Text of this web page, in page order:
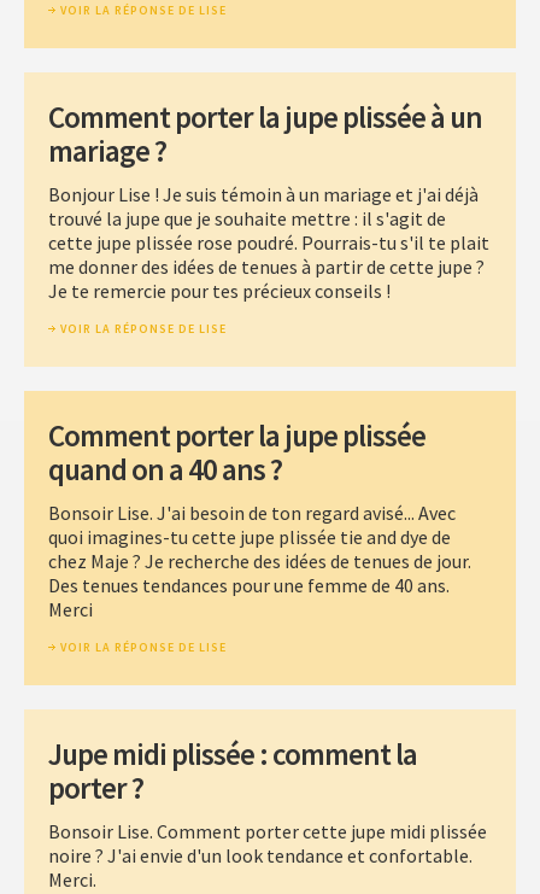
VOIR LA RÉPONSE DE LISE
Comment porter la jupe plissée à un
mariage ?
Bonjour Lise ! Je suis témoin à un mariage et j'ai déjà
trouvé la jupe que je souhaite mettre : il s'agit de
cette jupe plissée rose poudré. Pourrais-tu s'il te plait
me donner des idées de tenues à partir de cette jupe ?
Je te remercie pour tes précieux conseils !
VOIR LA RÉPONSE DE LISE
Comment porter la jupe plissée
quand on a 40 ans ?
Bonsoir Lise. J'ai besoin de ton regard avisé... Avec
quoi imagines-tu cette jupe plissée tie and dye de
chez Maje ? Je recherche des idées de tenues de jour.
Des tenues tendances pour une femme de 40 ans.
Merci
VOIR LA RÉPONSE DE LISE
Jupe midi plissée : comment la
porter ?
Bonsoir Lise. Comment porter cette jupe midi plissée
noire ? J'ai envie d'un look tendance et confortable.
Merci.